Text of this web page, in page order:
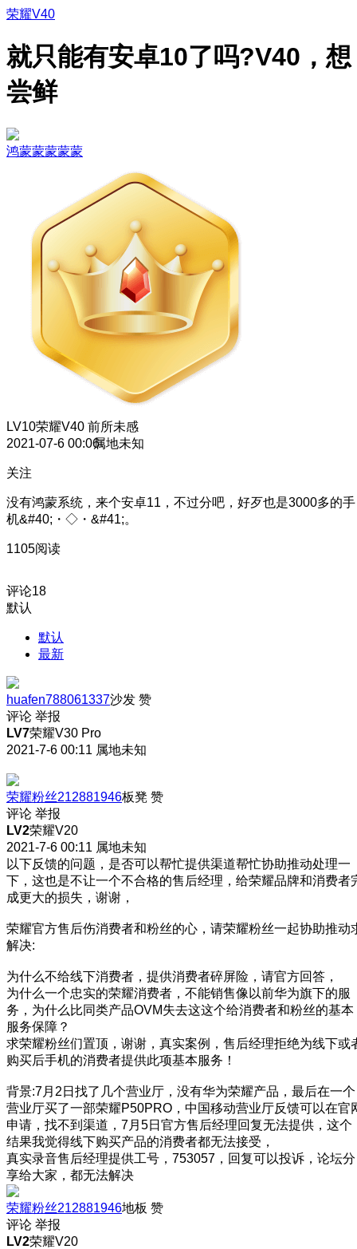
荣耀V40
就只能有安卓10了吗?V40，想
尝鲜
鸿蒙蒙蒙蒙蒙
LV10荣耀V40 前所未感
2021-07-6 00:06属地未知
关注
没有鸿蒙系统，来个安卓11，不过分吧，好歹也是3000多的手
机&#40;・◇・&#41;。
1105阅读
评论18
默认
默认
最新
huafen788061337沙发 赞
评论 举报
LV7荣耀V30 Pro
2021-7-6 00:11 属地未知
荣耀粉丝212881946板凳 赞
评论 举报
LV2荣耀V20
2021-7-6 00:11 属地未知
以下反馈的问题，是否可以帮忙提供渠道帮忙协助推动处理一
下，这也是不让一个不合格的售后经理，给荣耀品牌和消费者
成更大的损失，谢谢，
荣耀官方售后伤消费者和粉丝的心，请荣耀粉丝一起协助推动
解决:
为什么不给线下消费者，提供消费者碎屏险，请官方回答，
为什么一个忠实的荣耀消费者，不能销售像以前华为旗下的服
务，为什么比同类产品OVM失去这这个给消费者和粉丝的基本
服务保障？
求荣耀粉丝们置顶，谢谢，真实案例，售后经理拒绝为线下或
购买后手机的消费者提供此项基本服务！
背景:7月2日找了几个营业厅，没有华为荣耀产品，最后在一个
营业厅买了一部荣耀P50PRO，中国移动营业厅反馈可以在官
申请，找不到渠道，7月5日官方售后经理回复无法提供，这个
结果我觉得线下购买产品的消费者都无法接受，
真实录音售后经理提供工号，753057，回复可以投诉，论坛分
享给大家，都无法解决
荣耀粉丝212881946地板 赞
评论 举报
LV2荣耀V20